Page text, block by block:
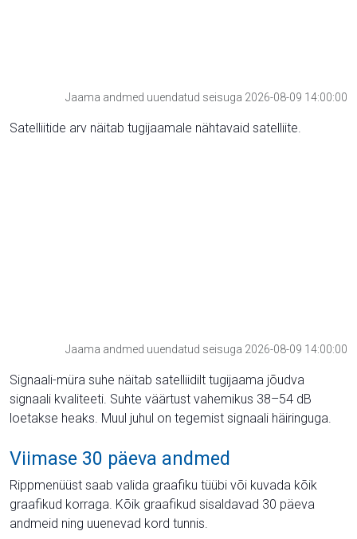
Jaama andmed uuendatud seisuga 2026-08-09 14:00:00
Satelliitide arv näitab tugijaamale nähtavaid satelliite.
Jaama andmed uuendatud seisuga 2026-08-09 14:00:00
Signaali-müra suhe näitab satelliidilt tugijaama jõudva
signaali kvaliteeti. Suhte väärtust vahemikus 38–54 dB
loetakse heaks. Muul juhul on tegemist signaali häiringuga.
Viimase 30 päeva andmed
Rippmenüüst saab valida graafiku tüübi või kuvada kõik
graafikud korraga. Kõik graafikud sisaldavad 30 päeva
andmeid ning uuenevad kord tunnis.